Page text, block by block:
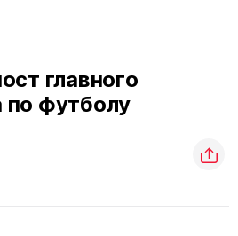
главного
по футболу